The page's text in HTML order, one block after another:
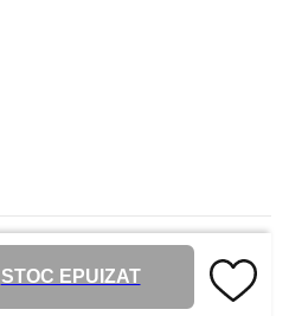
STOC EPUIZAT